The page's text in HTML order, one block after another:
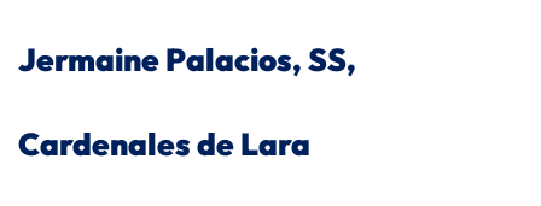
Jermaine Palacios, SS,
Cardenales de Lara